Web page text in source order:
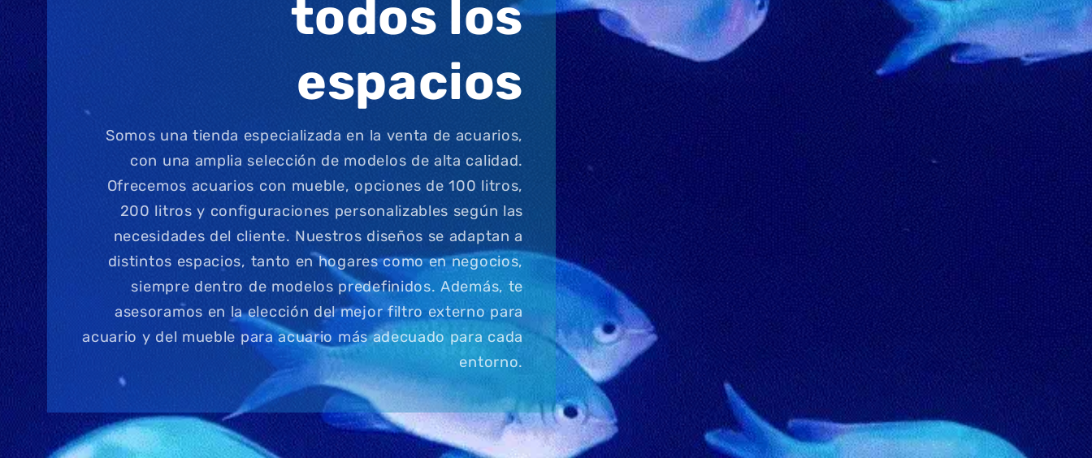
todos los
espacios
Somos una tienda especializada en la venta de acuarios,
con una amplia selección de modelos de alta calidad.
Ofrecemos acuarios con mueble, opciones de 100 litros,
200 litros y configuraciones personalizables según las
necesidades del cliente. Nuestros diseños se adaptan a
distintos espacios, tanto en hogares como en negocios,
siempre dentro de modelos predefinidos. Además, te
asesoramos en la elección del mejor filtro externo para
acuario y del mueble para acuario más adecuado para cada
entorno.